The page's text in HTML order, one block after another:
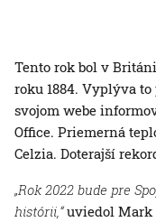
Tento rok bol v
roku 1884. Vyplýva
svojom webe
Office. Priemerná
Celzia. Doterajší
„Rok 2022 bude pre
histórii,“uviedol Mark